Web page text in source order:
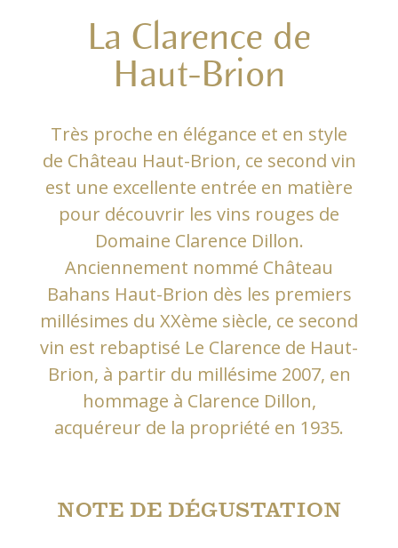
La Clarence de
Haut-Brion
Très proche en élégance et en style
de Château Haut-Brion, ce second vin
est une excellente entrée en matière
pour découvrir les vins rouges de
Domaine Clarence Dillon.
Anciennement nommé Château
Bahans Haut-Brion dès les premiers
millésimes du XXème siècle, ce second
vin est rebaptisé Le Clarence de Haut-
Brion, à partir du millésime 2007, en
hommage à Clarence Dillon,
acquéreur de la propriété en 1935.
NOTE DE DÉGUSTATION